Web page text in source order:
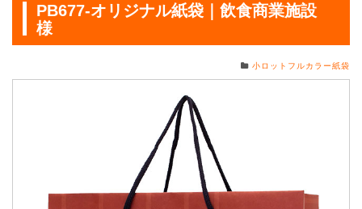
PB677-オリジナル紙袋｜飲食商業施設
様
小ロットフルカラー紙袋